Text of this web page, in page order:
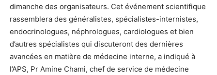
dimanche des organisateurs. Cet événement scientifique
rassemblera des généralistes, spécialistes-internistes,
endocrinologues, néphrologues, cardiologues et bien
d’autres spécialistes qui discuteront des dernières
avancées en matière de médecine interne, a indiqué à
l’APS, Pr Amine Chami, chef de service de médecine